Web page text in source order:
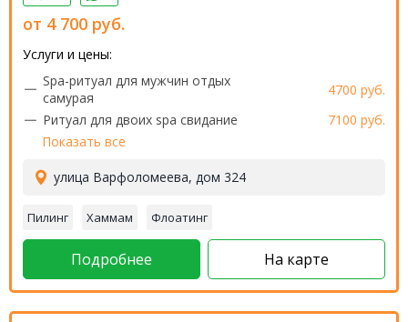
от 4 700 руб.
Услуги и цены:
Spa-ритуал для мужчин отдых
самурая
4700 руб.
Ритуал для двоих spa свидание
7100 руб.
Показать все
улица Варфоломеева, дом 324
Пилинг Хаммам Флоатинг
Подробнее На карте